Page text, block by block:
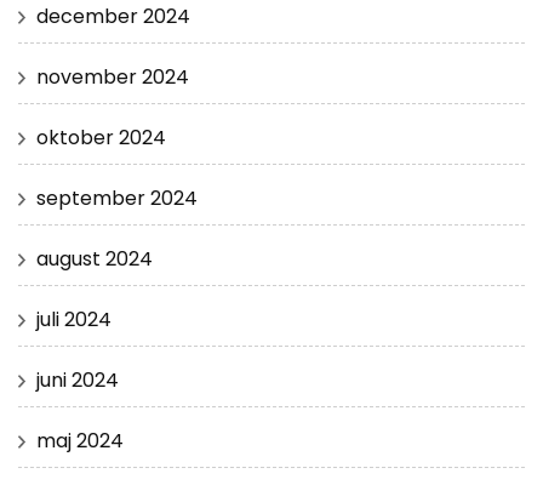
december 2024
november 2024
oktober 2024
september 2024
august 2024
juli 2024
juni 2024
maj 2024